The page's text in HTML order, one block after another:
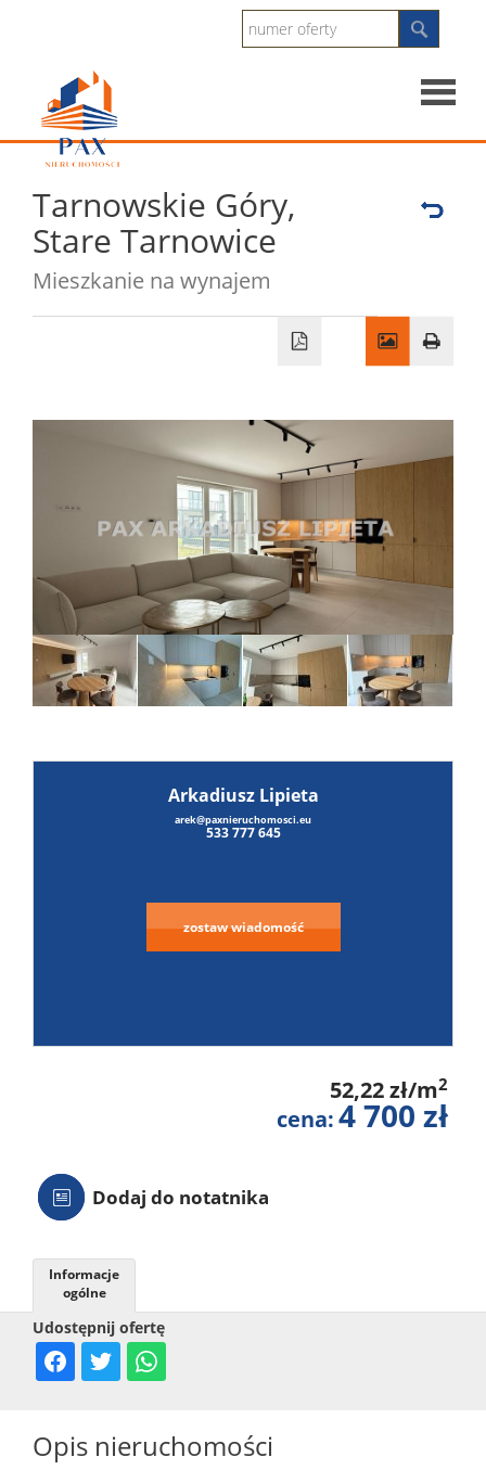
główna
Dzialki
Dzialki
Tarnowskie Góry,
Stare Tarnowice
Mieszkanie na wynajem
Arkadiusz Lipieta
arek@paxnieruchomosci.eu
533 777 645
zostaw wiadomość
52,22 zł/m2
cena:4 700 zł
Dodaj do notatnika
Udostępnij ofertę
Informacje
ogólne
Opis nieruchomości